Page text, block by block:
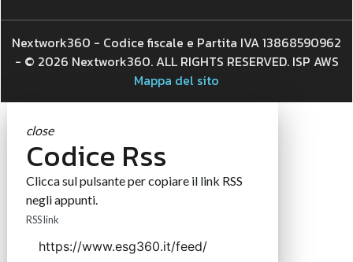
Nextwork360 - Codice fiscale e Partita IVA 13868590962
- © 2026 Nextwork360. ALL RIGHTS RESERVED. ISP AWS
Mappa del sito
close
Codice Rss
Clicca sul pulsante per copiare il link RSS
negli appunti.
RSS link